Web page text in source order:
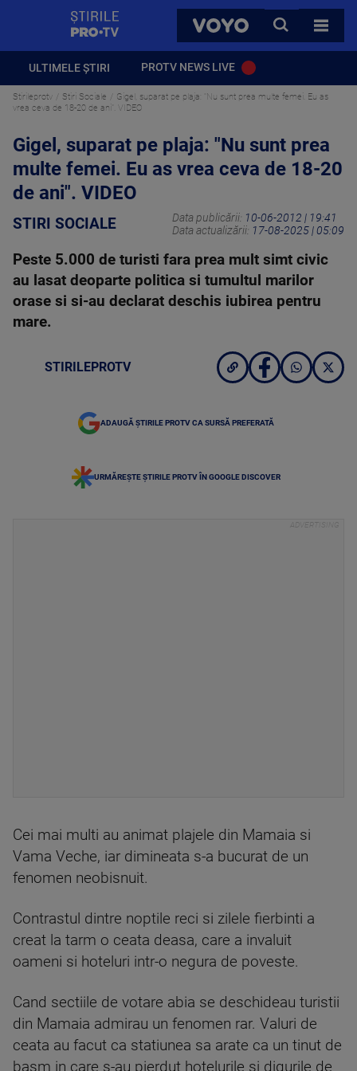
VOYO
CAUTA
TOATE
ULTIMELE ȘTIRI PROTV NEWS LIVE
Stirileprotv Stiri Sociale
Gigel, suparat pe plaja: "Nu sunt prea multe femei. Eu as
vrea ceva de 18-20 de ani". VIDEO
Gigel, suparat pe plaja: "Nu sunt prea
multe femei. Eu as vrea ceva de 18-20
de ani". VIDEO
STIRI SOCIALE Data publicării: 10-06-2012 | 19:41
Data actualizării: 17-08-2025 | 05:09
Peste 5.000 de turisti fara prea mult simt civic
au lasat deoparte politica si tumultul marilor
orase si si-au declarat deschis iubirea pentru
mare.
STIRILEPROTV
ADAUGĂ ȘTIRILE PROTV CA SURSĂ PREFERATĂ
URMĂREȘTE ȘTIRILE PROTV ÎN GOOGLE DISCOVER
Cei mai multi au animat plajele din Mamaia si
Vama Veche, iar dimineata s-a bucurat de un
fenomen neobisnuit.
Contrastul dintre noptile reci si zilele fierbinti a
creat la tarm o ceata deasa, care a invaluit
oameni si hoteluri intr-o negura de poveste.
Cand sectiile de votare abia se deschideau turistii
din Mamaia admirau un fenomen rar. Valuri de
ceata au facut ca statiunea sa arate ca un tinut de
basm in care s-au pierdut hotelurile si digurile de